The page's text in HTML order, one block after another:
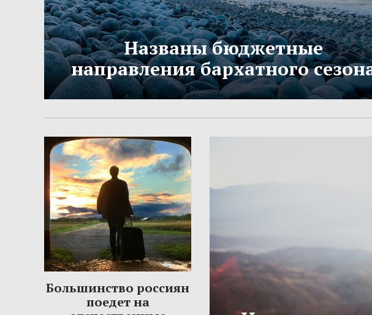
Названы бюджетные
направления бархатного
Большинство россиян
поедет на